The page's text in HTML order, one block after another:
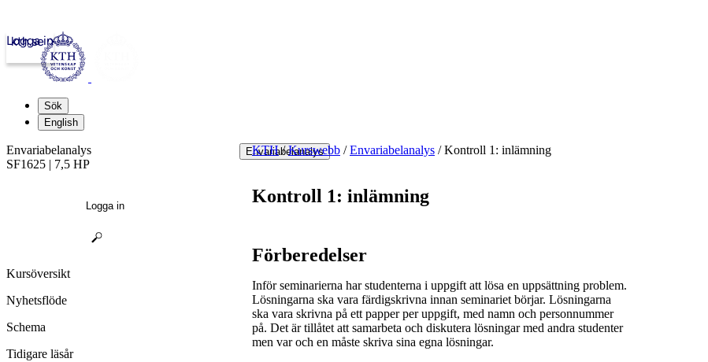
kth.se
Logga in
Sök
English
Envariabelanalys
KTH / Kurswebb / Envariabelanalys /Kontroll 1: inlämning
Kontroll 1: inlämning
Förberedelser
Inför seminarierna har studenterna i uppgift att lösa en uppsättning problem.
Lösningarna ska vara färdigskrivna innan seminariet börjar. Lösningarna
ska vara skrivna på ett papper per uppgift, med namn och personnummer
på. Det är tillåtet att samarbeta och diskutera lösningar med andra studenter
men var och en måste skriva sina egna lösningar.
Envariabelanalys
SF1625 | 7,5 HP
Logga in
Kursöversikt
Nyhetsflöde
Schema
Tidigare läsår